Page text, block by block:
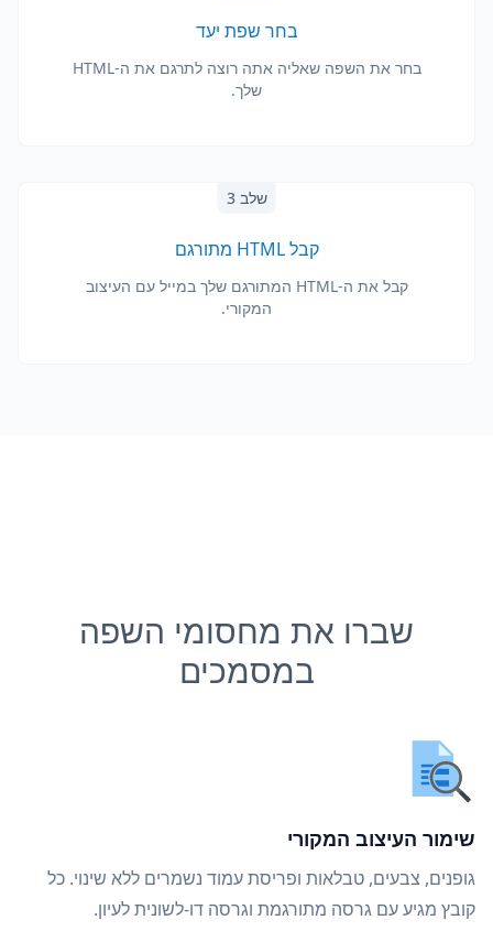
בחר שפת יעד
בחר את השפה שאליה אתה רוצה לתרגם את ה-HTML
שלך.
שלב 3
קבל HTML מתורגם
קבל את ה-HTML המתורגם שלך במייל עם העיצוב
המקורי.
שברו את מחסומי השפה
במסמכים
שימור העיצוב המקורי
גופנים, צבעים, טבלאות ופריסת עמוד נשמרים ללא שינוי. כל
קובץ מגיע עם גרסה מתורגמת וגרסה דו-לשונית לעיון.